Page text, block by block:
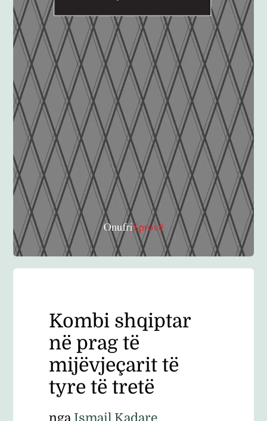
Anglisht
Ditarë
Evente
Blog
Kombi shqiptar
në prag të
mijëvjeçarit të
tyre të tretë
nga Ismail Kadare